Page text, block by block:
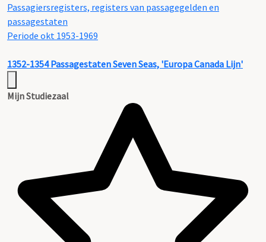
Passagiersregisters, registers van passagegelden en
passagestaten
Periode okt 1953-1969
1352-1354 Passagestaten Seven Seas, 'Europa Canada Lijn'
Mijn Studiezaal